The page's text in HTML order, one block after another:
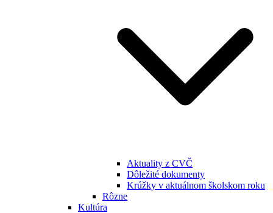
Aktuality z CVČ
Dôležité dokumenty
Krúžky v aktuálnom školskom roku
Rôzne
Kultúra